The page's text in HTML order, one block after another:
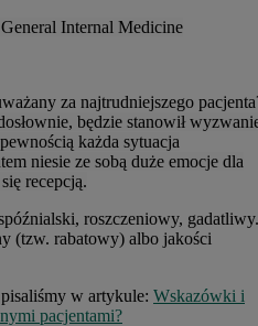
Internal Medicine
za najtrudniejszego
będzie stanowił
każda sytuacja
niesie ze sobą duże emocje dla
recepcją.
roszczeniowy, gadatliwy.
(tzw. rabatowy) albo jakości
w artykule: Wskazówki i
pacjentami?